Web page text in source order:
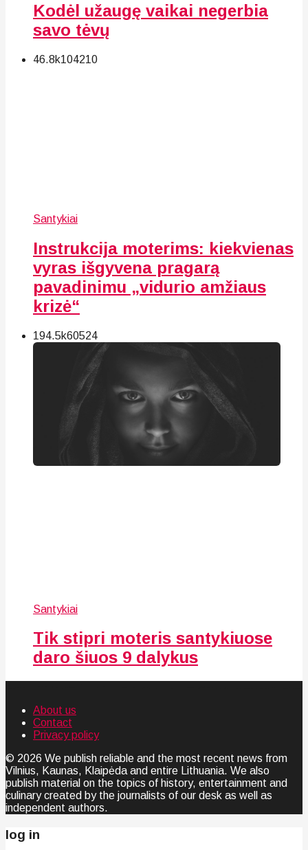
Kodėl užaugę vaikai negerbia
savo tėvų
46.8k104210
Santykiai
Instrukcija moterims: kiekvienas
vyras išgyvena pragarą
pavadinimu „vidurio amžiaus
krizė“
194.5k60524
Santykiai
Tik stipri moteris santykiuose
daro šiuos 9 dalykus
About us
Contact
Privacy policy
© 2026 We publish reliable and the most recent news from
Vilnius, Kaunas, Klaipėda and entire Lithuania. We also
publish material on the topics of history, entertainment and
culinary created by the journalists of our desk as well as
independent authors.
log in